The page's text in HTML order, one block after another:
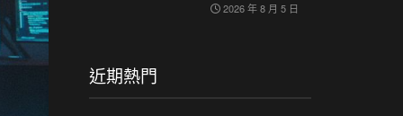
2026 年 8 月 5 日
近期熱門